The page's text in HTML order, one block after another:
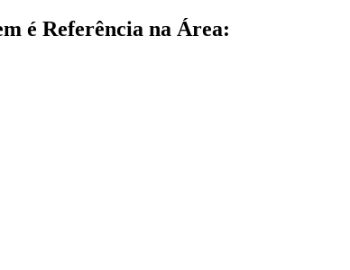
é Referência na Área: